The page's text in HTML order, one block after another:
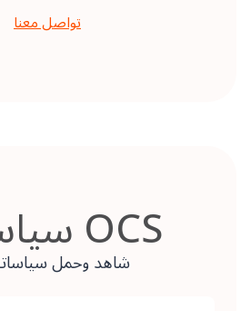
تواصل معنا
سياسات OCS
شاهد وحمل